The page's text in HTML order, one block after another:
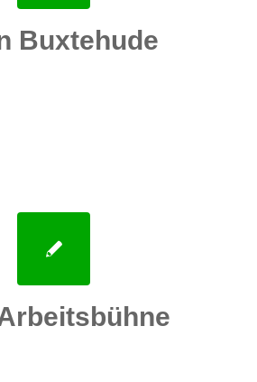
Buxtehude